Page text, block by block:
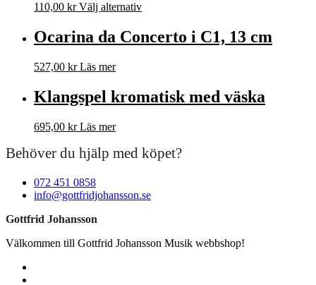
110,00 kr Välj alternativ
Ocarina da Concerto i C1, 13 cm
527,00 kr Läs mer
Klangspel kromatisk med väska
695,00 kr Läs mer
Behöver du hjälp med köpet?
072 451 0858
info@gottfridjohansson.se
Gottfrid Johansson
Välkommen till Gottfrid Johansson Musik webbshop!